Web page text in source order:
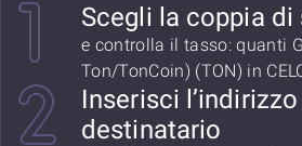
Scegli la coppia di
e controlla il tasso: quanti
Ton/TonCoin) (TON) in
Inserisci l’indirizzo
destinatario